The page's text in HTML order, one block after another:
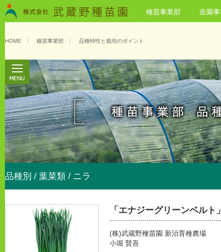
種苗事業部 造園
HOME 〉 種苗事業部 〉 品種特性と栽培のポイント
品種別 / 葉菜類 / ニラ
「エナジーグリーンベル
(株)武蔵野種苗園 新治育種農場
小堀 賢吾